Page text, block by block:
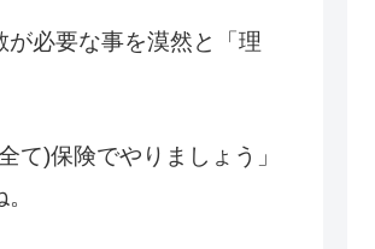
必要な事を漠然と「理
て)保険でやりましょう」